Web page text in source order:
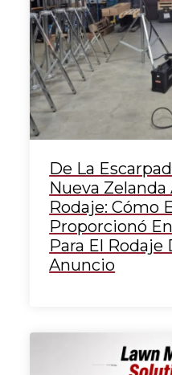
De La
Nueva
Rodaje: Cómo
Proporcionó
Para El Rodaje
Anuncio